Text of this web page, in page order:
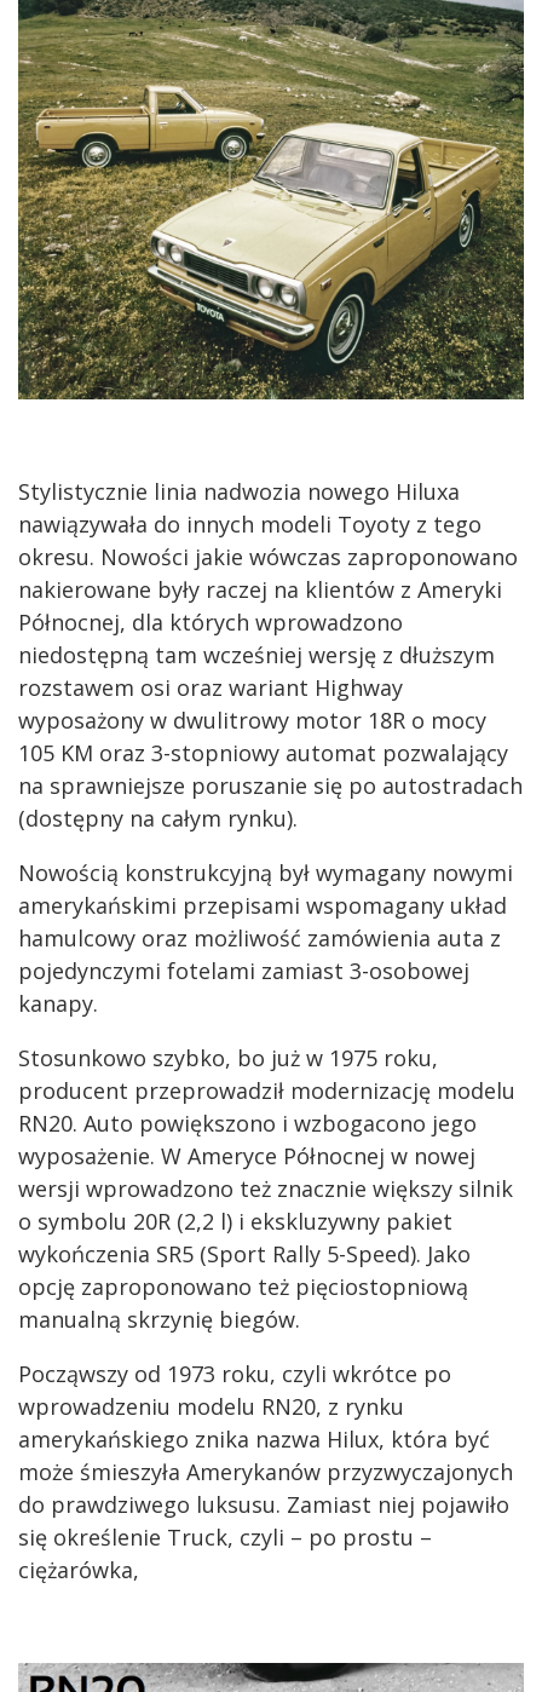
Stylistycznie linia nadwozia nowego Hiluxa
nawiązywała do innych modeli Toyoty z tego
okresu. Nowości jakie wówczas zaproponowano
nakierowane były raczej na klientów z Ameryki
Północnej, dla których wprowadzono
niedostępną tam wcześniej wersję z dłuższym
rozstawem osi oraz wariant Highway
wyposażony w dwulitrowy motor 18R o mocy
105 KM oraz 3-stopniowy automat pozwalający
na sprawniejsze poruszanie się po autostradach
(dostępny na całym rynku).
Nowością konstrukcyjną był wymagany nowymi
amerykańskimi przepisami wspomagany układ
hamulcowy oraz możliwość zamówienia auta z
pojedynczymi fotelami zamiast 3-osobowej
kanapy.
Stosunkowo szybko, bo już w 1975 roku,
producent przeprowadził modernizację modelu
RN20. Auto powiększono i wzbogacono jego
wyposażenie. W Ameryce Północnej w nowej
wersji wprowadzono też znacznie większy silnik
o symbolu 20R (2,2 l) i ekskluzywny pakiet
wykończenia SR5 (Sport Rally 5-Speed). Jako
opcję zaproponowano też pięciostopniową
manualną skrzynię biegów.
Począwszy od 1973 roku, czyli wkrótce po
wprowadzeniu modelu RN20, z rynku
amerykańskiego znika nazwa Hilux, która być
może śmieszyła Amerykanów przyzwyczajonych
do prawdziwego luksusu. Zamiast niej pojawiło
się określenie Truck, czyli – po prostu –
ciężarówka,